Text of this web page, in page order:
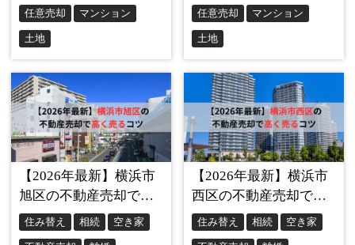
基本的にどの物件にも欠点はありますので、それを伝える
そして、内覧者が疑問に思われたことや途中気づいた気に
なる点があれば、それぞれ誠実に答えていくことは内覧時
においては極めて重要なこととなります。
この点も、住みながら販売することが空き家にして販売す
ることに勝る大きなメリットだと言えるでしょう。